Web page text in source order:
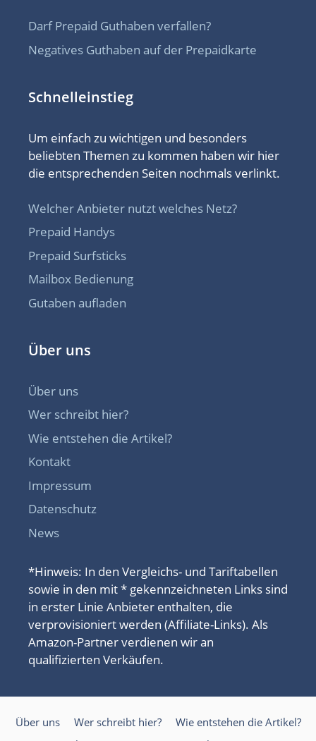
Darf Prepaid Guthaben verfallen?
Negatives Guthaben auf der Prepaidkarte
Schnelleinstieg
Um einfach zu wichtigen und besonders
beliebten Themen zu kommen haben wir hier
die entsprechenden Seiten nochmals verlinkt.
Welcher Anbieter nutzt welches Netz?
Prepaid Handys
Prepaid Surfsticks
Mailbox Bedienung
Gutaben aufladen
Über uns
Über uns
Wer schreibt hier?
Wie entstehen die Artikel?
Kontakt
Impressum
Datenschutz
News
*Hinweis: In den Vergleichs- und Tariftabellen
sowie in den mit * gekennzeichneten Links sind
in erster Linie Anbieter enthalten, die
verprovisioniert werden (Affiliate-Links). Als
Amazon-Partner verdienen wir an
qualifizierten Verkäufen.
Über uns Wer schreibt hier?
Wie entstehen die Artikel?